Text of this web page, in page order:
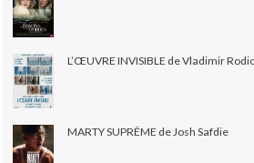
L’ŒUVRE INVISIBLE de Vladimir
MARTY SUPRÊME de Josh Safdie